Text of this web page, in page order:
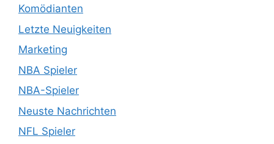
Komödianten
Letzte Neuigkeiten
Marketing
NBA Spieler
NBA-Spieler
Neuste Nachrichten
NFL Spieler